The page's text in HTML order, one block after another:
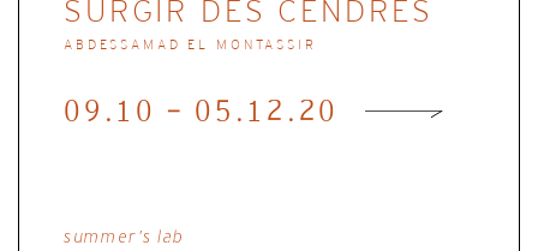
SURGIR DES CENDRES
ABDESSAMAD EL MONTASSIR
09.10 - 05.12.20
summer’s lab